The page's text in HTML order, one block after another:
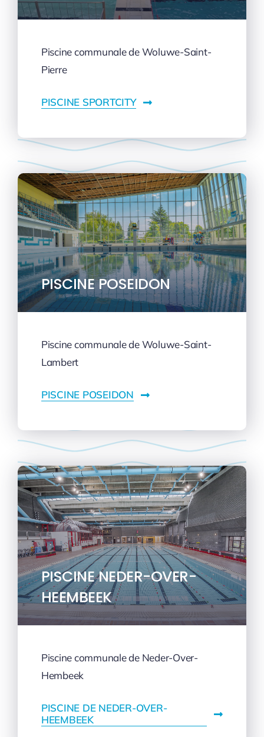
Piscine communale de Woluwe-Saint-
Pierre
PISCINE SPORTCITY
PISCINE POSEIDON
Piscine communale de Woluwe-Saint-
Lambert
PISCINE POSEIDON
PISCINE NEDER-OVER-
HEEMBEEK
Piscine communale de Neder-Over-
Hembeek
PISCINE DE NEDER-OVER-
HEEMBEEK